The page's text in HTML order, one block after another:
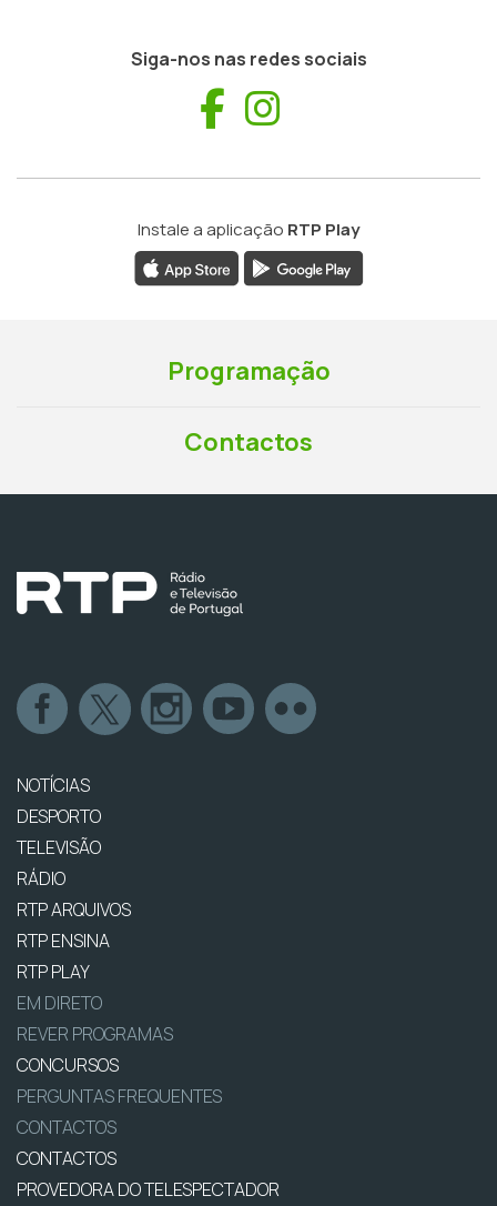
Siga-nos nas redes sociais
Facebook
Instale a aplicação RTP Play
Programação
Contactos
NOTÍCIAS
DESPORTO
TELEVISÃO
RÁDIO
RTP ARQUIVOS
RTP ENSINA
RTP PLAY
EM DIRETO
REVER PROGRAMAS
CONCURSOS
PERGUNTAS FREQUENTES
CONTACTOS
CONTACTOS
PROVEDORA DO TELESPECTADOR